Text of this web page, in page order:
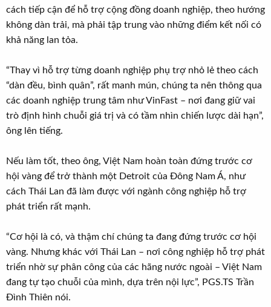
cách tiếp cận để hỗ trợ cộng đồng doanh nghiệp, theo hướng
không dàn trải, mà phải tập trung vào những điểm kết nối có
khả năng lan tỏa.
“Thay vì hỗ trợ từng doanh nghiệp phụ trợ nhỏ lẻ theo cách
“dàn đều, bình quân”, rất manh mún, chúng ta nên thông qua
các doanh nghiệp trung tâm như VinFast – nơi đang giữ vai
trò định hình chuỗi giá trị và có tầm nhìn chiến lược dài hạn”,
ông lên tiếng.
Nếu làm tốt, theo ông, Việt Nam hoàn toàn đứng trước cơ
hội vàng để trở thành một Detroit của Đông Nam Á, như
cách Thái Lan đã làm được với ngành công nghiệp hỗ trợ
phát triển rất mạnh.
“Cơ hội là có, và thậm chí chúng ta đang đứng trước cơ hội
vàng. Nhưng khác với Thái Lan – nơi công nghiệp hỗ trợ phát
triển nhờ sự phân công của các hãng nước ngoài – Việt Nam
đang tự tạo chuỗi của mình, dựa trên nội lực”, PGS.TS Trần
Đình Thiên nói.